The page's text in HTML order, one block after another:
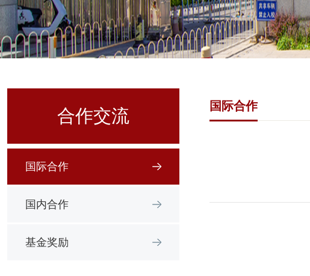
合作交流
国际合作
国内合作
基金奖励
国际合作